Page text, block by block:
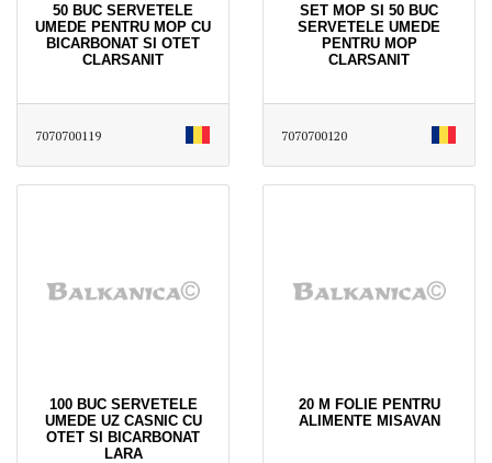
50 BUC SERVETELE
UMEDE PENTRU MOP CU
BICARBONAT SI OTET
CLARSANIT
7070700119
SET MOP SI 50 BUC
SERVETELE UMEDE
PENTRU MOP
CLARSANIT
7070700120
100 BUC SERVETELE
UMEDE UZ CASNIC CU
OTET SI BICARBONAT
LARA
20 M FOLIE PENTRU
ALIMENTE MISAVAN